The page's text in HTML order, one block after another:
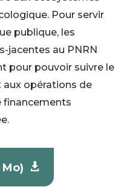
Pour servir
publique, les
jacentes au PNRN
pour pouvoir suivre le
opérations de
financements